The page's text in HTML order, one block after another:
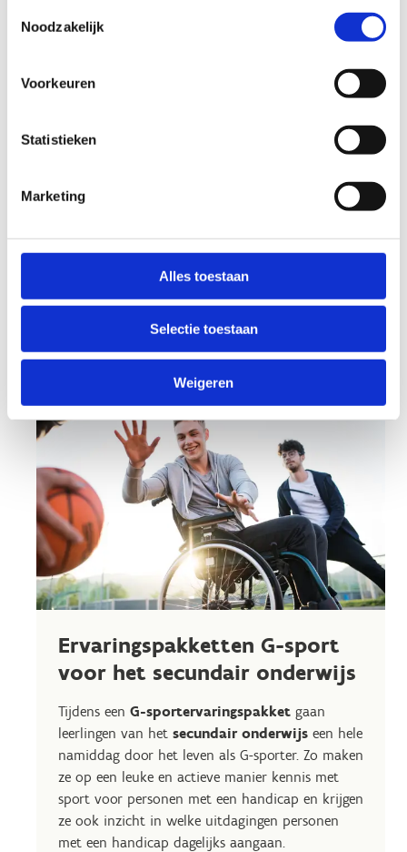
Noodzakelijk
Voorkeuren
Statistieken
Marketing
Alles toestaan
Selectie toestaan
Weigeren
Schrijf je klas/school in voor een sportpakket
Ervaringspakketten G-sport
voor het secundair onderwijs
Tijdens een G-sportervaringspakket gaan
leerlingen van het secundair onderwijs een hele
namiddag door het leven als G-sporter. Zo maken
ze op een leuke en actieve manier kennis met
sport voor personen met een handicap en krijgen
ze ook inzicht in welke uitdagingen personen
met een handicap dagelijks aangaan.